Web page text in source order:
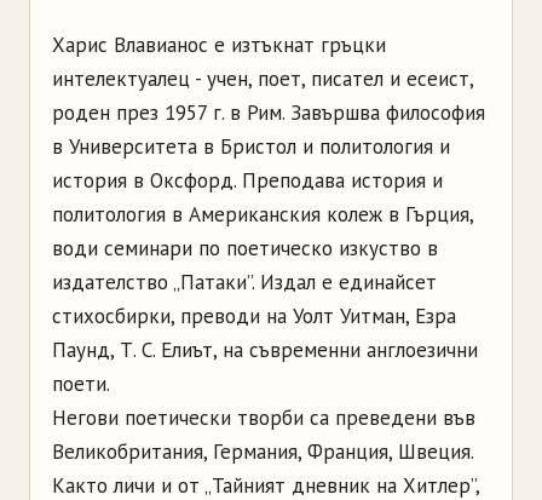
Харис Влавианос е изтъкнат гръцки
интелектуалец - учен, поет, писател и есеист,
роден през 1957 г. в Рим. Завършва философия
в Университета в Бристол и политология и
история в Оксфорд. Преподава история и
политология в Американския колеж в Гърция,
води семинари по поетическо изкуство в
издателство „Патаки”. Издал е единайсет
стихосбирки, преводи на Уолт Уитман, Езра
Паунд, Т. С. Елиът, на съвременни англоезични
поети.
Негови поетически творби са преведени във
Великобритания, Германия, Франция, Швеция.
Както личи и от „Тайният дневник на Хитлер”,